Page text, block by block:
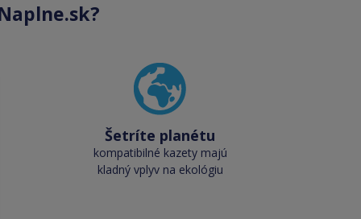
Šetríte planétu
kompatibilné kazety majú
kladný vplyv na ekológiu